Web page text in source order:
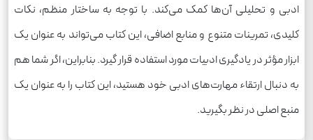
ادبی و تحلیلی آن‌ها کمک می‌کند. با توجه به ساختار منظم، نکات
کلیدی، تمرینات متنوع و منابع اضافی، این کتاب می‌تواند به عنوان یک
ابزار مؤثر در یادگیری ادبیات مورد استفاده قرار گیرد. بنابراین، اگر شما هم
به دنبال ارتقاء مهارت‌های ادبی خود هستید، این کتاب را به عنوان یک
منبع اصلی در نظر بگیرید.